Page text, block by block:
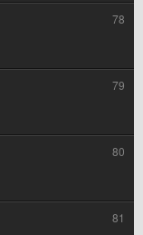
78
79
80
81